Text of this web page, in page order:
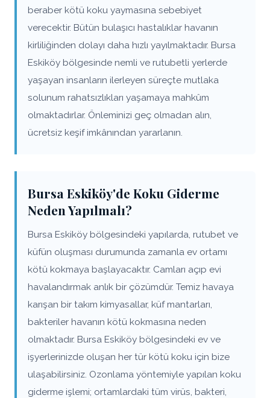
beraber kötü koku yaymasına sebebiyet
verecektir. Bütün bulaşıcı hastalıklar havanın
kirliliğinden dolayı daha hızlı yayılmaktadır. Bursa
Eskiköy bölgesinde nemli ve rutubetli yerlerde
yaşayan insanların ilerleyen süreçte mutlaka
solunum rahatsızlıkları yaşamaya mahkûm
olmaktadırlar. Önleminizi geç olmadan alın,
ücretsiz keşif imkânından yararlanın.
Bursa Eskiköy'de Koku Giderme
Neden Yapılmalı?
Bursa Eskiköy bölgesindeki yapılarda, rutubet ve
küfün oluşması durumunda zamanla ev ortamı
kötü kokmaya başlayacaktır. Camları açıp evi
havalandırmak anlık bir çözümdür. Temiz havaya
karışan bir takım kimyasallar, küf mantarları,
bakteriler havanın kötü kokmasına neden
olmaktadır. Bursa Eskiköy bölgesindeki ev ve
işyerlerinizde oluşan her tür kötü koku için bize
ulaşabilirsiniz. Ozonlama yöntemiyle yapılan koku
giderme işlemi; ortamlardaki tüm virüs, bakteri,